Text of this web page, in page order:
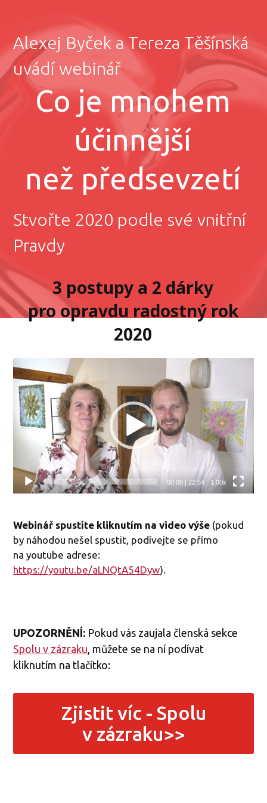
Alexej Byček a Tereza Těšínská
uvádí webinář
Co je mnohem
účinnější
než předsevzetí
Stvořte 2020 podle své vnitřní
Pravdy
3 postupy a 2 dárky
pro opravdu radostný rok
2020
Video
přehrávač
00:00| 22:54 1.00x
Webinář spustíte kliknutím na video výše (pokud
by náhodou nešel spustit, podívejte se přímo
na youtube adrese:
https://youtu.be/aLNQtA54Dyw).
UPOZORNĚNÍ: Pokud vás zaujala členská sekce
Spolu v zázraku , můžete se na ní podívat
kliknutím na tlačítko:
Zjistit víc - Spolu
v zázraku>>